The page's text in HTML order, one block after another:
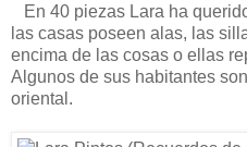
En 40 piezas Lara ha
las casas poseen alas, las
encima de las cosas o ellas
Algunos de sus habitantes
oriental.